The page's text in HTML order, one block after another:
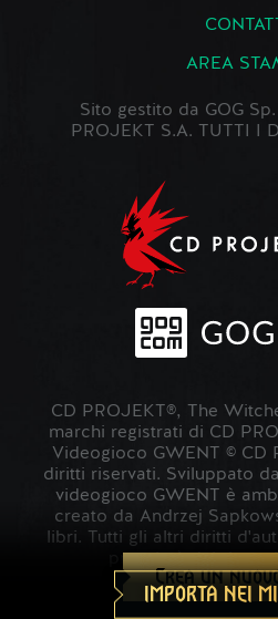
Crea un
IMPORTA NEI
AREA
Sito gestito da GOG
PROJEKT S.A. TUTTI I
CD PROJEKT®, The
marchi registrati di CD
Videogioco GWENT © CD
diritti riservati. Sviluppato
videogioco GWENT è
creato da Andrzej
libri. Tutti gli altri diritti
proprietà dei